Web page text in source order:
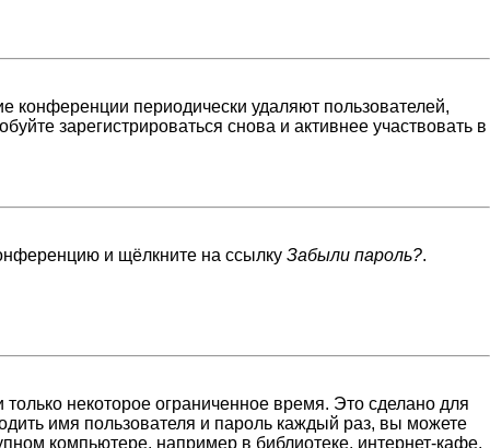
конференции периодически удаляют пользователей,
зарегистрироваться снова и активнее участвовать в
и щёлкните на ссылку Забыли пароль?.
некоторое ограниченное время. Это сделано для
имя пользователя и пароль каждый раз, вы можете
компьютере, например в библиотеке, интернет-кафе,